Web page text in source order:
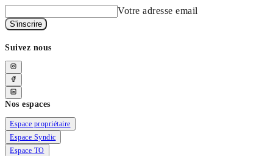
Votre adresse email
S'inscrire
Suivez nous
Nos espaces
Espace propriétaire
Espace Syndic
Espace TO